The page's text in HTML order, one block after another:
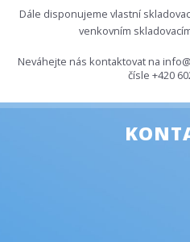
Dále disponujeme vlastní
venkovním
Neváhejte nás kontaktovat na
čísle +420